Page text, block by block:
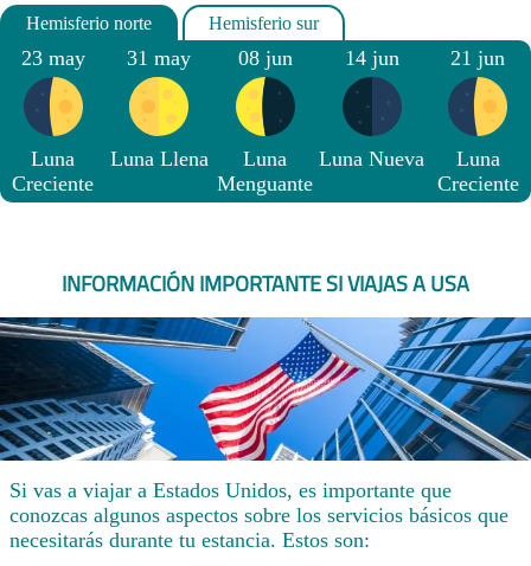
23 may
Luna
Creciente
31 may
Luna Llena
08 jun
Luna
Menguante
14 jun
Luna Nueva
21 jun
Luna
Creciente
INFORMACIÓN IMPORTANTE SI VIAJAS A USA
Si vas a viajar a Estados Unidos, es importante que
conozcas algunos aspectos sobre los servicios básicos que
necesitarás durante tu estancia. Estos son: